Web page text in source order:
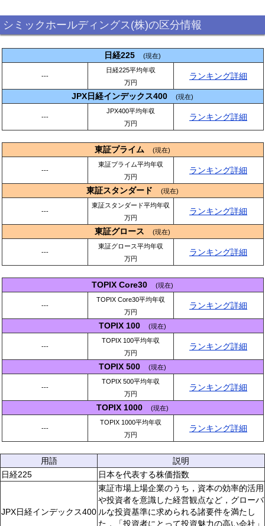
シミックホールディングス(株)の区分情報
日経225 (現在)
---
日経225平均年収
万円
ランキング詳細
JPX日経インデックス400 (現在)
---
JPX400平均年収
万円
ランキング詳細
東証プライム (現在)
---
東証プライム平均年収
万円
ランキング詳細
東証スタンダード (現在)
---
東証スタンダード平均年収
万円
ランキング詳細
東証グロース (現在)
---
東証グロース平均年収
万円
ランキング詳細
TOPIX Core30 (現在)
---
TOPIX Core30平均年収
万円
ランキング詳細
TOPIX 100 (現在)
---
TOPIX 100平均年収
万円
ランキング詳細
TOPIX 500 (現在)
---
TOPIX 500平均年収
万円
ランキング詳細
TOPIX 1000 (現在)
---
TOPIX 1000平均年収
万円
ランキング詳細
用語
説明
日経225
日本を代表する株価指数
JPX日経インデックス400
東証市場上場企業のうち，資本の効率的活用
や投資者を意識した経営観点など，グローバ
ルな投資基準に求められる諸要件を満たし
た，「投資者にとって投資魅力の高い会社」